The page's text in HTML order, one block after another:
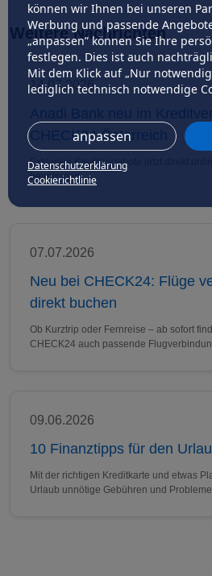
können wir Ihnen bei unseren
Werbung und passende
„anpassen” können Sie Ihre
festlegen. Dies ist auch
Mit dem Klick auf „Nur
lediglich technisch notwendige
anpassen
Datenschutzerklärung
Cookierichtlinie
Weitere Nachrichten
14.07.2026
Anadi Bank neu im
CHECK24 Österreich
Exklusive Kreditangebote jetzt direkt
beantragen
07.07.2026
Neu bei CHECK24: Flüge
direkt buchen
Ob Kurztrip oder Fernreise – ab sofort
CHECK24 auch passende
09.06.2026
10 Finanztipps für den
Mit der richtigen Kreditkarte und etwas
Urlaub unnötige Gebühren und